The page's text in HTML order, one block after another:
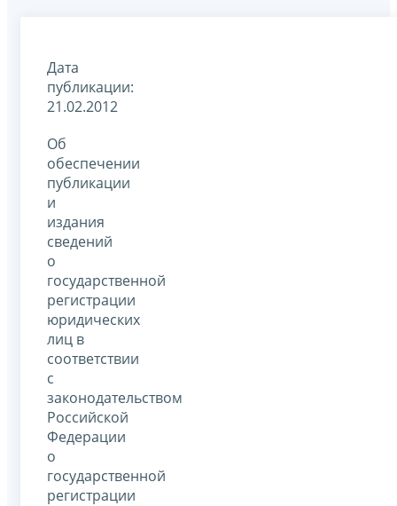
Дата
публикации:
21.02.2012
Об
обеспечении
публикации
и
издания
сведений
о
государственной
регистрации
юридических
лиц в
соответствии
с
законодательством
Российской
Федерации
о
государственной
регистрации